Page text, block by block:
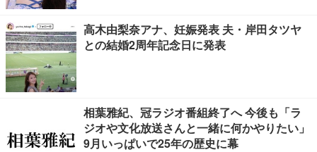
高木由梨奈アナ、妊娠発表 夫・岸田タツヤ
との結婚2周年記念日に発表
相葉雅紀、冠ラジオ番組終了へ 今後も「ラ
ジオや文化放送さんと一緒に何かやりたい」
9月いっぱいで25年の歴史に幕